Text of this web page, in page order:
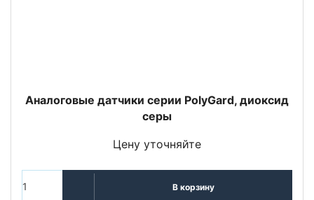
Аналоговые датчики серии PolyGard, диоксид
серы
Цену уточняйте
В корзину